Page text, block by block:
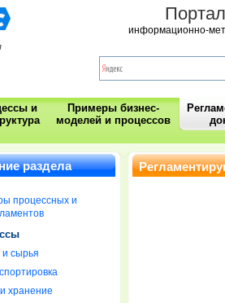
информационно-
и
Примеры бизнес-
моделей и процессов
раздела
процессных и
и сырья
хранение